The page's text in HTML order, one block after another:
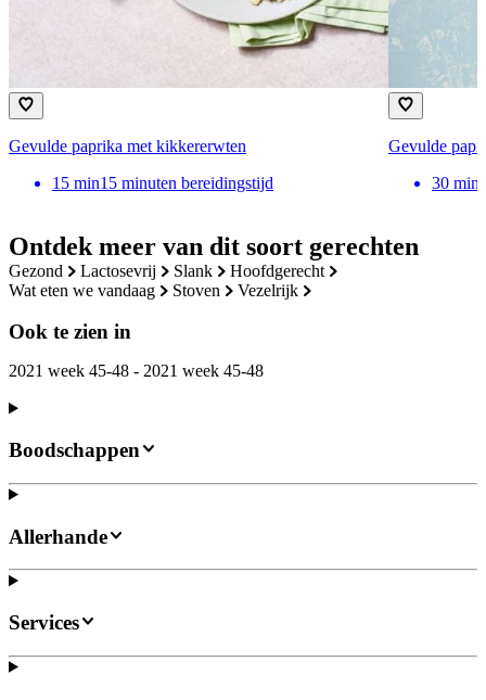
Ontdek meer van dit soort gerechten
gezond lactosevrij slank
hoofdgerecht
wat eten we vandaag
stoven vezelrijk
Ook te zien in
2021 week 45-48 - 2021 week 45-48
Gevulde paprika met kikkererwten
15 min15 minuten bereidingstijd
Gevulde
30 min
Boodschappen
Allerhande
Services